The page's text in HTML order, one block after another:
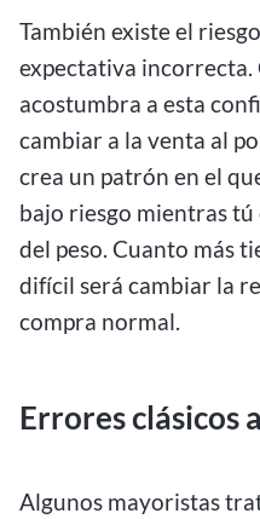
También existe el
expectativa incorrecta.
acostumbra a esta
cambiar a la venta al
crea un patrón en el
bajo riesgo mientras
del peso. Cuanto más
difícil será cambiar la
compra normal.
Errores clásicos
Algunos mayoristas